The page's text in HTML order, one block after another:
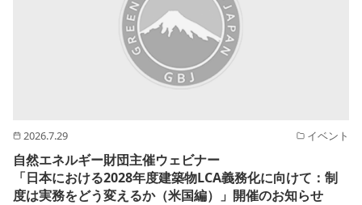
2026.7.29 イベント
自然エネルギー財団主催ウェビナー
「日本における2028年度建築物LCA義務化に向けて：制
度は実務をどう変えるか（米国編）」開催のお知らせ